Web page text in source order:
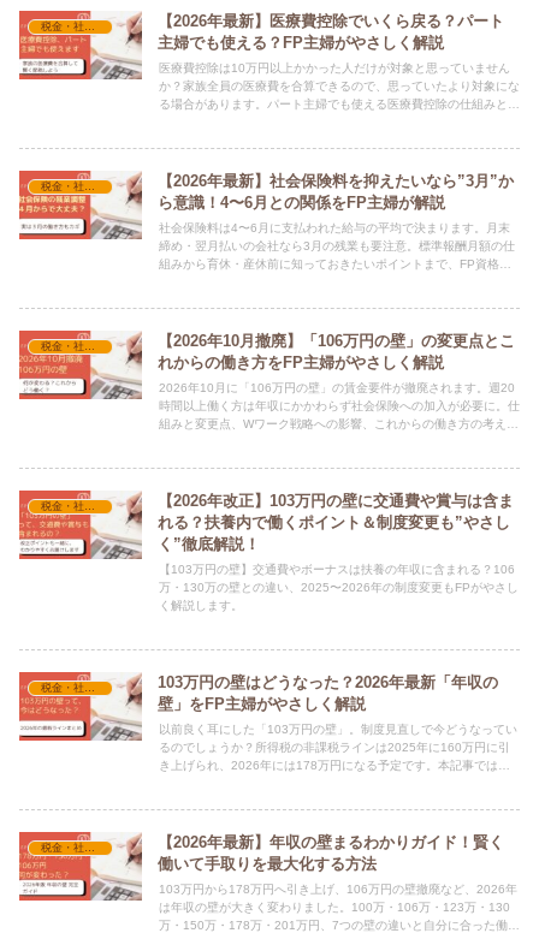
税金・社会保険
【2026年最新】医療費控除でいくら戻る？パート
主婦でも使える？FP主婦がやさしく解説
医療費控除は10万円以上かかった人だけが対象と思っていません
か？家族全員の医療費を合算できるので、思っていたより対象にな
る場合があります。パート主婦でも使える医療費控除の仕組みと申
税金・社会保険
【2026年最新】社会保険料を抑えたいなら”3月”か
ら意識！4〜6月との関係をFP主婦が解説
社会保険料は4〜6月に支払われた給与の平均で決まります。月末
締め・翌月払いの会社なら3月の残業も要注意。標準報酬月額の仕
組みから育休・産休前に知っておきたいポイントまで、FP資格を
【2026年10月撤廃】「106万円の壁」の変更点とこ
れからの働き方をFP主婦がやさしく解説
2026年10月に「106万円の壁」の賃金要件が撤廃されます。週20
時間以上働く方は年収にかかわらず社会保険への加入が必要に。仕
組みと変更点、Wワーク戦略への影響、これからの働き方の考え方
【2026年改正】103万円の壁に交通費や賞与は含ま
れる？扶養内で働くポイント＆制度変更も”やさし
く”徹底解説！
【103万円の壁】交通費やボーナスは扶養の年収に含まれる？106
万・130万の壁との違い、2025〜2026年の制度変更もFPがやさし
く解説します。
103万円の壁はどうなった？2026年最新「年収の
壁」をFP主婦がやさしく解説
以前良く耳にした「103万円の壁」。制度見直しで今どうなってい
るのでしょうか？所得税の非課税ラインは2025年に160万円に引
き上げられ、2026年には178万円になる予定です。本記事では年
【2026年最新】年収の壁まるわかりガイド！賢く
働いて手取りを最大化する方法
103万円から178万円へ引き上げ、106万円の壁撤廃など、2026年
は年収の壁が大きく変わりました。100万・106万・123万・130
万・150万・178万・201万円、7つの壁の違いと自分に合った働き